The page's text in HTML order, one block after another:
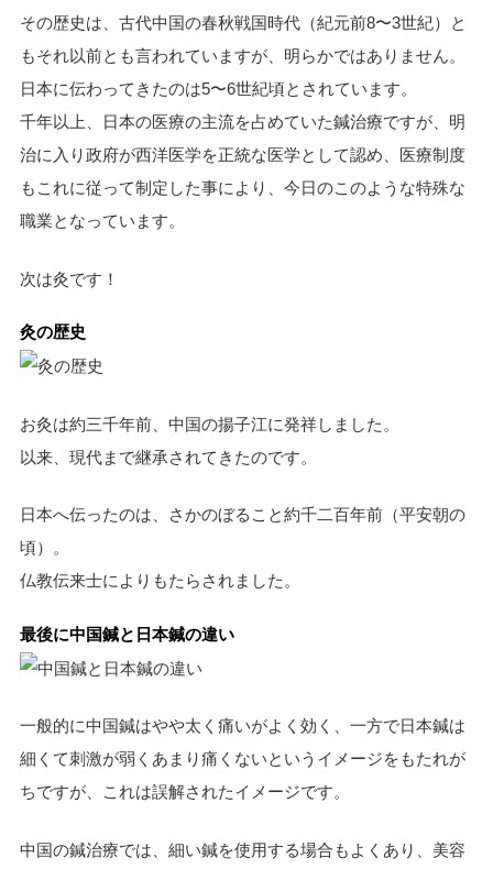
その歴史は、古代中国の春秋戦国時代（紀元前8〜3世紀）と
もそれ以前とも言われていますが、明らかではありません。
日本に伝わってきたのは5〜6世紀頃とされています。
千年以上、日本の医療の主流を占めていた鍼治療ですが、明
治に入り政府が西洋医学を正統な医学として認め、医療制度
もこれに従って制定した事により、今日のこのような特殊な
職業となっています。
次は灸です！
灸の歴史
お灸は約三千年前、中国の揚子江に発祥しました。
以来、現代まで継承されてきたのです。
日本へ伝ったのは、さかのぼること約千二百年前（平安朝の
頃）。
仏教伝来士によりもたらされました。
最後に中国鍼と日本鍼の違い
一般的に中国鍼はやや太く痛いがよく効く、一方で日本鍼は
細くて刺激が弱くあまり痛くないというイメージをもたれが
ちですが、これは誤解されたイメージです。
中国の鍼治療では、細い鍼を使用する場合もよくあり、美容